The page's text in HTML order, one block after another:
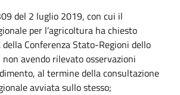
del 2 luglio 2019, con cui il
per l’agricoltura ha chiesto
della Conferenza Stato-Regioni dello
avendo rilevato osservazioni
al termine della consultazione
avviata sullo stesso;